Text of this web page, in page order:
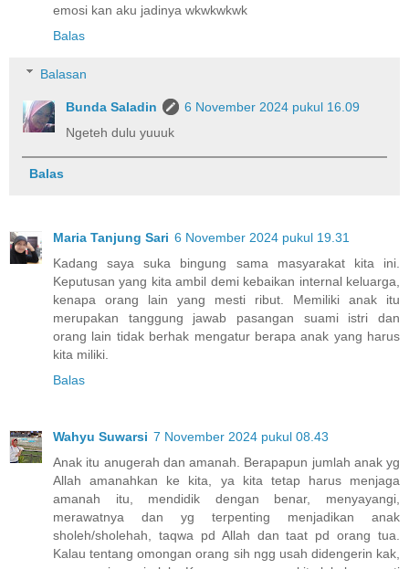
emosi kan aku jadinya wkwkwkwk
Balas
Balasan
Bunda Saladin
6 November 2024 pukul 16.09
Ngeteh dulu yuuuk
Balas
Maria Tanjung Sari 6 November 2024 pukul 19.31
Kadang saya suka bingung sama masyarakat kita ini.
Keputusan yang kita ambil demi kebaikan internal keluarga,
kenapa orang lain yang mesti ribut. Memiliki anak itu
merupakan tanggung jawab pasangan suami istri dan
orang lain tidak berhak mengatur berapa anak yang harus
kita miliki.
Balas
Wahyu Suwarsi 7 November 2024 pukul 08.43
Anak itu anugerah dan amanah. Berapapun jumlah anak yg
Allah amanahkan ke kita, ya kita tetap harus menjaga
amanah itu, mendidik dengan benar, menyayangi,
merawatnya dan yg terpenting menjadikan anak
sholeh/sholehah, taqwa pd Allah dan taat pd orang tua.
Kalau tentang omongan orang sih ngg usah didengerin kak,